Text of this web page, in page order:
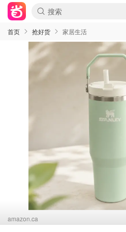
首页 抢好货 家居生活
amazon.ca